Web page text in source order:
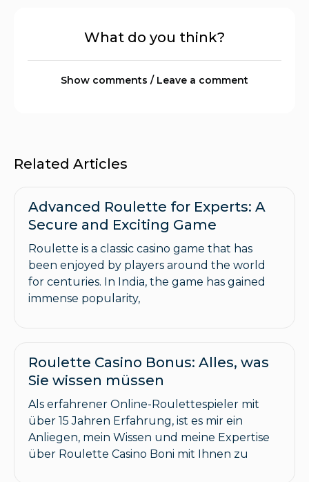
What do you think?
Show comments / Leave a comment
Related Articles
Advanced Roulette for Experts: A
Secure and Exciting Game
Roulette is a classic casino game that has
been enjoyed by players around the world
for centuries. In India, the game has gained
immense popularity,
Roulette Casino Bonus: Alles, was
Sie wissen müssen
Als erfahrener Online-Roulettespieler mit
über 15 Jahren Erfahrung, ist es mir ein
Anliegen, mein Wissen und meine Expertise
über Roulette Casino Boni mit Ihnen zu